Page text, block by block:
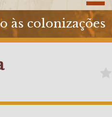
às colonizações